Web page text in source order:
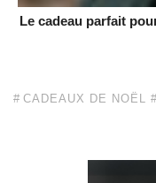
Le cadeau parfait
CADEAUX DE NOËL